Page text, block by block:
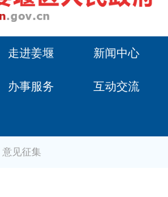
走进姜堰 新闻中心
办事服务 互动交流
意见征集